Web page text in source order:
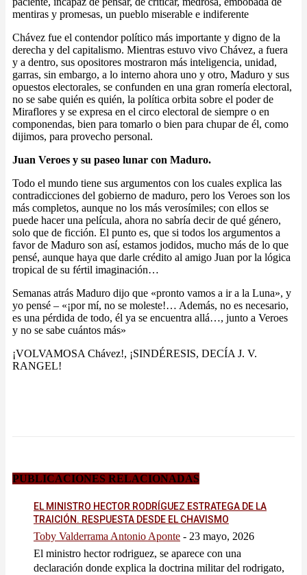
mentiras y promesas, un pueblo miserable e indiferente
Chávez fue el contendor político más importante y digno de la
derecha y del capitalismo. Mientras estuvo vivo Chávez, a fuera
y a dentro, sus opositores mostraron más inteligencia, unidad,
garras, sin embargo, a lo interno ahora uno y otro, Maduro y sus
opuestos electorales, se confunden en una gran romería electoral,
no se sabe quién es quién, la política orbita sobre el poder de
Miraflores y se expresa en el circo electoral de siempre o en
componendas, bien para tomarlo o bien para chupar de él, como
dijimos, para provecho personal.
Juan Veroes y su paseo lunar con Maduro.
Todo el mundo tiene sus argumentos con los cuales explica las
contradicciones del gobierno de maduro, pero los Veroes son los
más completos, aunque no los más verosímiles; con ellos se
puede hacer una película, ahora no sabría decir de qué género,
solo que de ficción. El punto es, que si todos los argumentos a
favor de Maduro son así, estamos jodidos, mucho más de lo que
pensé, aunque haya que darle crédito al amigo Juan por la lógica
tropical de su fértil imaginación…
Semanas atrás Maduro dijo que «pronto vamos a ir a la Luna», y
yo pensé – «¡por mí, no se moleste!… Además, no es necesario,
es una pérdida de todo, él ya se encuentra allá…, junto a Veroes
y no se sabe cuántos más»
¡VOLVAMOSA Chávez!, ¡SINDÉRESIS, DECÍA J. V.
RANGEL!
PUBLICACIONES RELACIONADAS
EL MINISTRO HECTOR RODRÍGUEZ ESTRATEGA DE LA
TRAICIÓN. RESPUESTA DESDE EL CHAVISMO
Toby Valderrama Antonio Aponte - 23 mayo, 2026
El ministro hector rodriguez, se aparece con una
declaración donde explica la doctrina militar del rodrigato,